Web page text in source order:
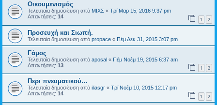
Οικουμενισμός
Τελευταία δημοσίευση από ΜΙΧΣ « Τρί Μαρ 15, 2016 9:37 pm
Απαντήσεις: 14 1 2
Προσευχή και Σιωπή.
Τελευταία δημοσίευση από propace « Πέμ Δεκ 31, 2015 3:07 pm
Γάμος
Τελευταία δημοσίευση από aposal « Πέμ Νοέμ 19, 2015 6:37 am
Απαντήσεις: 13 1 2
Περι πνευματικού…
Τελευταία δημοσίευση από iliasgr « Τρί Νοέμ 10, 2015 12:17 pm
Απαντήσεις: 14 1 2